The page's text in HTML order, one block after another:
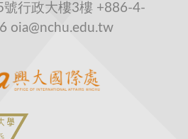
號行政大樓3樓 +886-4-
oia@nchu.edu.tw